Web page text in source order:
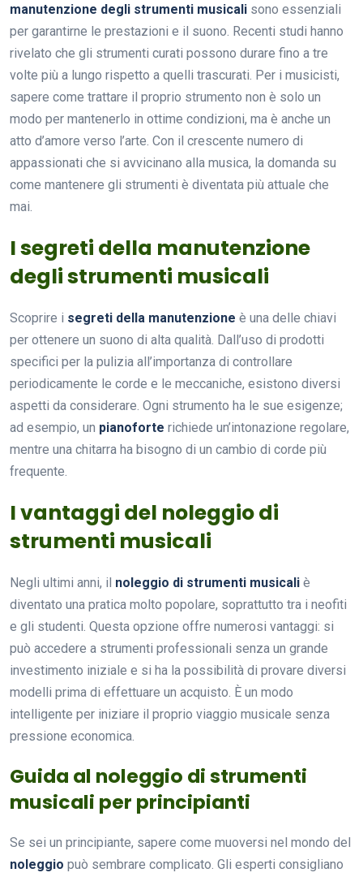
manutenzione degli strumenti musicali sono essenziali
per garantirne le prestazioni e il suono. Recenti studi hanno
rivelato che gli strumenti curati possono durare fino a tre
volte più a lungo rispetto a quelli trascurati. Per i musicisti,
sapere come trattare il proprio strumento non è solo un
modo per mantenerlo in ottime condizioni, ma è anche un
atto d’amore verso l’arte. Con il crescente numero di
appassionati che si avvicinano alla musica, la domanda su
come mantenere gli strumenti è diventata più attuale che
mai.
I segreti della manutenzione
degli strumenti musicali
Scoprire i segreti della manutenzione è una delle chiavi
per ottenere un suono di alta qualità. Dall’uso di prodotti
specifici per la pulizia all’importanza di controllare
periodicamente le corde e le meccaniche, esistono diversi
aspetti da considerare. Ogni strumento ha le sue esigenze;
ad esempio, un pianoforte richiede un’intonazione regolare,
mentre una chitarra ha bisogno di un cambio di corde più
frequente.
I vantaggi del noleggio di
strumenti musicali
Negli ultimi anni, il noleggio di strumenti musicali è
diventato una pratica molto popolare, soprattutto tra i neofiti
e gli studenti. Questa opzione offre numerosi vantaggi: si
può accedere a strumenti professionali senza un grande
investimento iniziale e si ha la possibilità di provare diversi
modelli prima di effettuare un acquisto. È un modo
intelligente per iniziare il proprio viaggio musicale senza
pressione economica.
Guida al noleggio di strumenti
musicali per principianti
Se sei un principiante, sapere come muoversi nel mondo del
noleggio può sembrare complicato. Gli esperti consigliano